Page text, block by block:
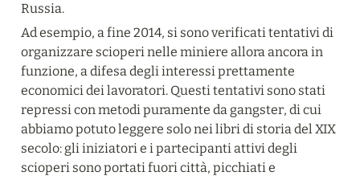
Russia.
Ad esempio, a fine 2014, si sono verificati tentativi di
organizzare scioperi nelle miniere allora ancora in
funzione, a difesa degli interessi prettamente
economici dei lavoratori. Questi tentativi sono stati
repressi con metodi puramente da gangster, di cui
abbiamo potuto leggere solo nei libri di storia del XIX
secolo: gli iniziatori e i partecipanti attivi degli
scioperi sono portati fuori città, picchiati e